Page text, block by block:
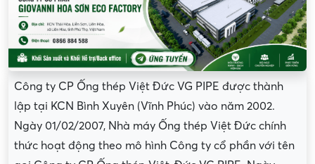
Công ty CP Ống thép Việt Đức VG PIPE được thành
lập tại KCN Bình Xuyên (Vĩnh Phúc) vào năm 2002.
Ngày 01/02/2007, Nhà máy Ống thép Việt Đức chính
thức hoạt động theo mô hình Công ty cổ phần với tên